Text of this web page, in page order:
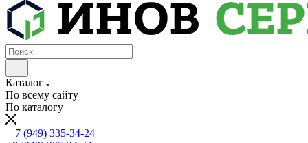
Каталог
По всему сайту
По каталогу
+7 (949) 335-34-24